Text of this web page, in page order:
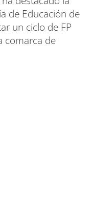
de Educación de
un ciclo de FP
comarca de